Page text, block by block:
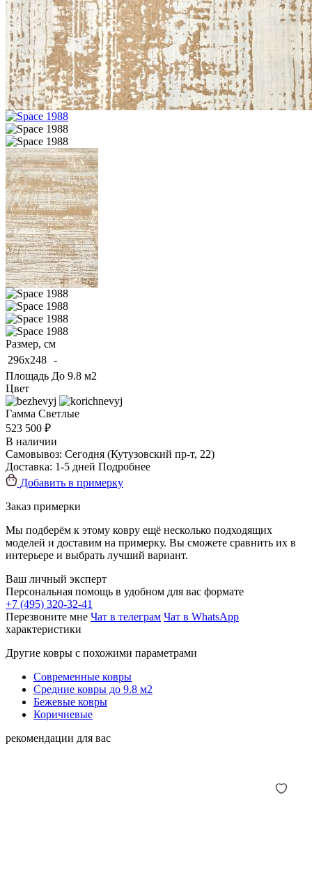
Размер, см
296x248 -
Площадь До 9.8 м2
Цвет
Гамма Светлые
523 500 ₽
В наличии
Самовывоз: Сегодня (Кутузовский пр-т, 22)
Доставка: 1-5 дней Подробнее
Добавить в примерку
Заказ примерки
Мы подберём к этому ковру ещё несколько подходящих
моделей и доставим на примерку. Вы сможете сравнить их в
интерьере и выбрать лучший вариант.
Ваш личный эксперт
Персональная помощь в удобном для вас формате
+7 (495) 320-32-41
Перезвоните мне Чат в телеграм Чат в WhatsApp
характеристики
Другие ковры с похожими параметрами
Современные ковры
Средние ковры до 9.8 м2
Бежевые ковры
Коричневые
рекомендации для вас